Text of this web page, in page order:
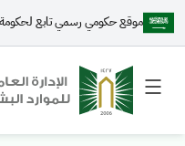
موقع حكومي رسمي تابع لحكومة
Toggle
menu
Toggle
secondary
menu